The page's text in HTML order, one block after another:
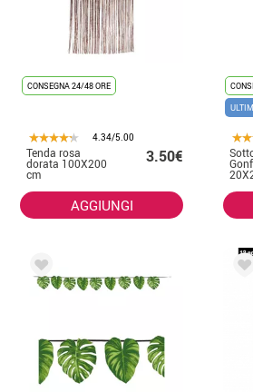
CONSEGNA 24/48 ORE
4.34/5.00
Tenda rosa
dorata 100X200
cm
3.50€
AGGIUNGI